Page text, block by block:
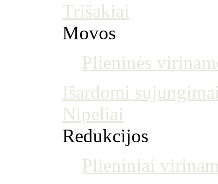
Trišakiai
Movos
Plieninės
Išardomi
Nipeliai
Redukcijos
Plieniniai